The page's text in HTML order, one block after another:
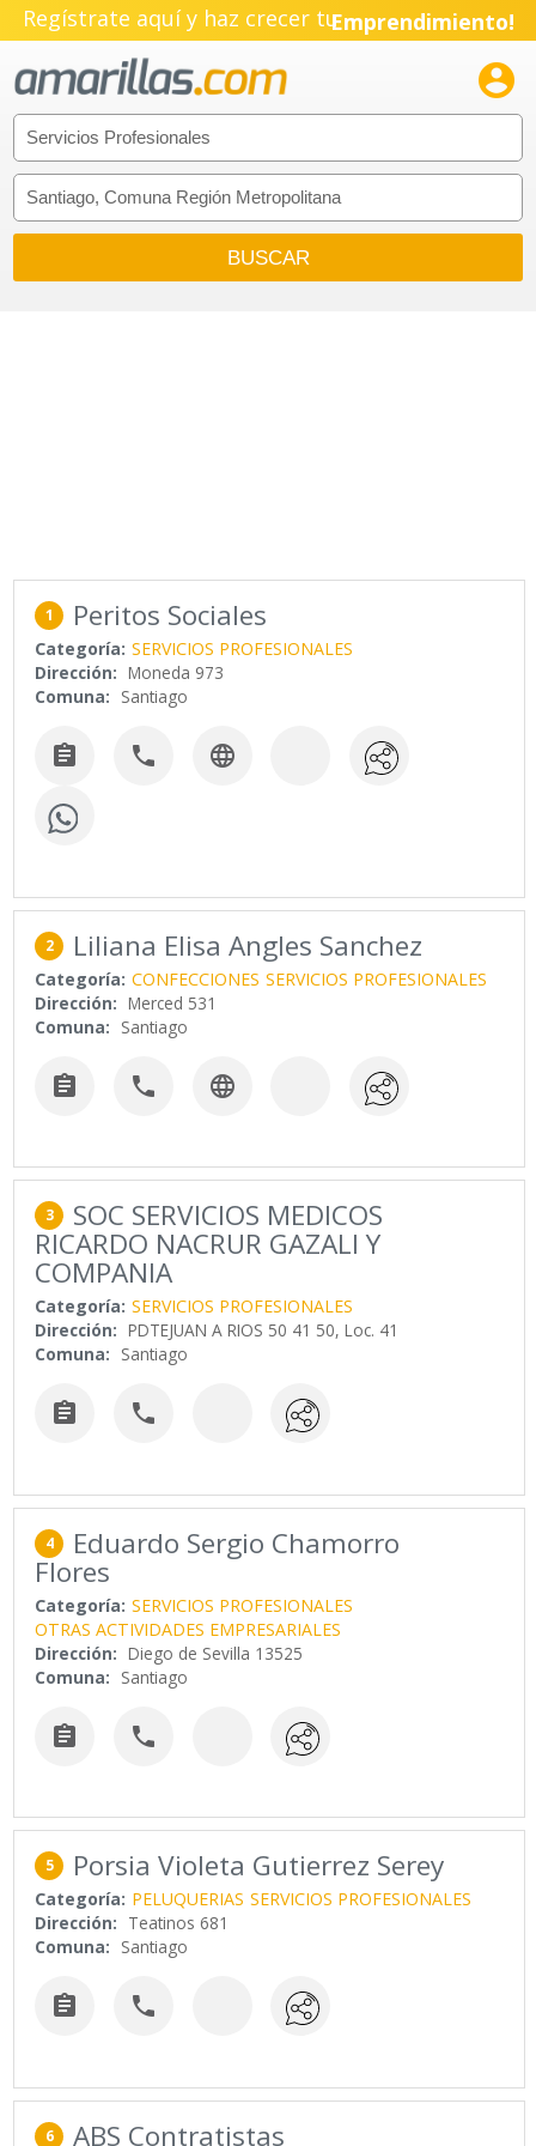
Regístrate aquí y haz crecer tuEmprendimiento!

1 Peritos Sociales
Categoría: SERVICIOS PROFESIONALES
Dirección: Moneda 973
Comuna: Santiago
  
2 Liliana Elisa Angles Sanchez
Categoría: CONFECCIONES SERVICIOS PROFESIONALES
Dirección: Merced 531
Comuna: Santiago
  
3 SOC SERVICIOS MEDICOS
RICARDO NACRUR GAZALI Y
COMPANIA
Categoría: SERVICIOS PROFESIONALES
Dirección: PDTEJUAN A RIOS 50 41 50, Loc. 41
Comuna: Santiago
 
4 Eduardo Sergio Chamorro
Flores
Categoría: SERVICIOS PROFESIONALES
OTRAS ACTIVIDADES EMPRESARIALES
Dirección: Diego de Sevilla 13525
Comuna: Santiago
 
5 Porsia Violeta Gutierrez Serey
Categoría: PELUQUERIAS SERVICIOS PROFESIONALES
Dirección: Teatinos 681
Comuna: Santiago
 
6 ABS Contratistas